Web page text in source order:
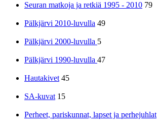
Seuran matkoja ja retkiä 1995 - 2010 79
Pälkjärvi 2010-luvulla 49
Pälkjärvi 2000-luvulla 5
Pälkjärvi 1990-luvulla 47
Hautakivet 45
SA-kuvat 15
Perheet, pariskunnat, lapset ja perhejuhlat